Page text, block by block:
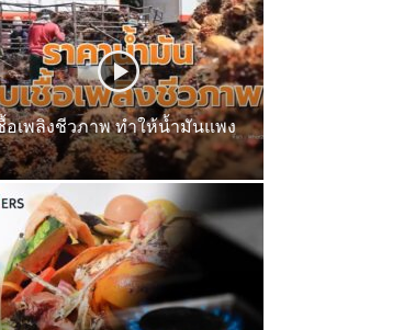
อเพลิงชีวภาพ ทำให้น้ำมันแพง